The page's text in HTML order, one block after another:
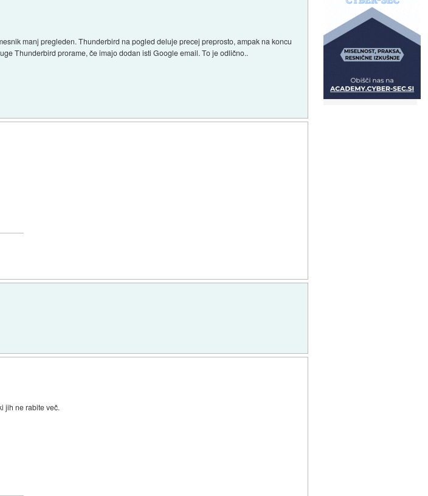
manj pregleden. Thunderbird na pogled deluje precej preprosto, ampak na koncu
Thunderbird prorame, če imajo dodan isti Google email. To je odlično..
jih ne rabite več.